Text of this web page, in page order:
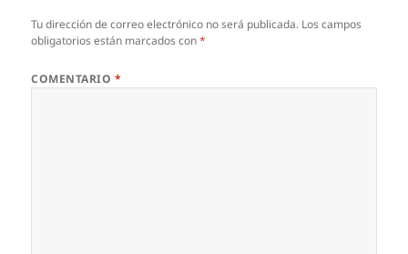
Tu dirección de correo electrónico no será publicada. Los campos
obligatorios están marcados con*
COMENTARIO *